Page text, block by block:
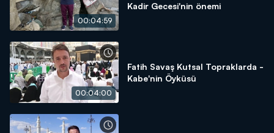
00:04:59
Kadir Gecesi'nin önemi
00:04:00
Fatih Savaş Kutsal Topraklarda -
Kabe'nin Öyküsü